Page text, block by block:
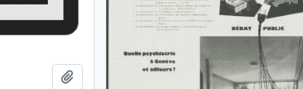
Ajouter au presse-papier